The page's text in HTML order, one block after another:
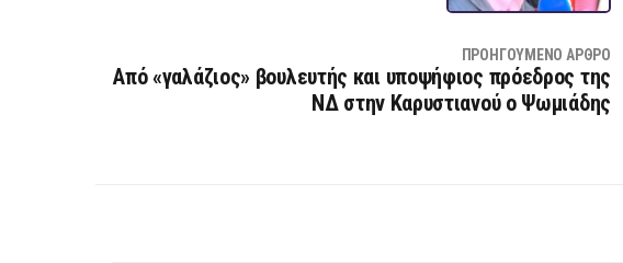
ΠΡΟΗΓΟΎΜΕΝΟ ΆΡΘΡΟ
Από «γαλάζιος» βουλευτής και υποψήφιος πρόεδρος της
ΝΔ στην Καρυστιανού ο Ψωμιάδης